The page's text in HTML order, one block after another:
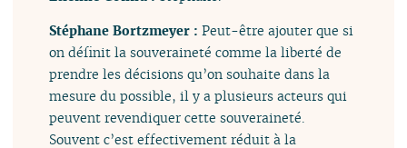
Stéphane Bortzmeyer :Peut-être ajouter que si
on définit la souveraineté comme la liberté de
prendre les décisions qu’on souhaite dans la
mesure du possible, il y a plusieurs acteurs qui
peuvent revendiquer cette souveraineté.
Souvent c’est effectivement réduit à la